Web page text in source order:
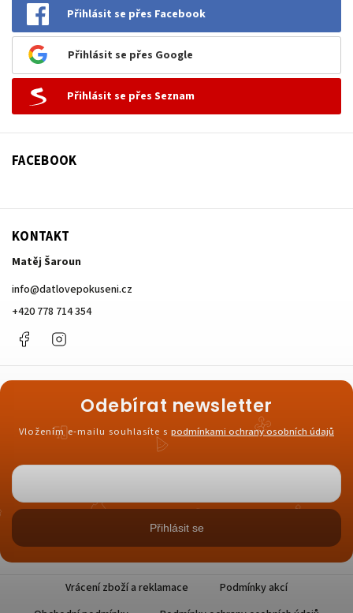
Přihlásit se přes Facebook
Přihlásit se přes Google
Přihlásit se přes Seznam
FACEBOOK
KONTAKT
Matěj Šaroun
info@datlovepokuseni.cz
+420 778 714 354
Facebook
Odebírat newsletter
Vložením e-mailu souhlasíte s podmínkami ochrany osobních údajů
Přihlásit se
Vrácení zboží a reklamace
Podmínky akcí